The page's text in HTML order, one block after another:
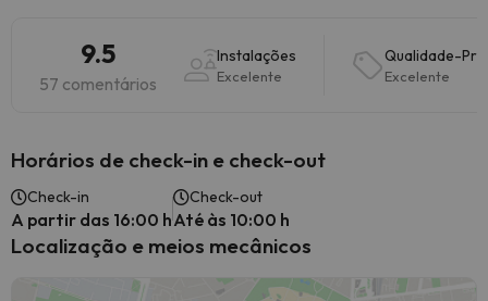
9.5
57 comentários
Instalações
Excelente
Qualidade-
Excelente
Horários de check-in e check-out
Check-in
A partir das 16:00 h
Check-out
Até às 10:00 h
Localização e meios mecânicos